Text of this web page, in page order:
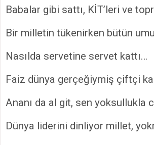
Babalar gibi sattı, KİT’leri ve
Bir milletin tükenirken bütün
Nasılda servetine servet kattı…
Faiz dünya gerçeğiymiş çiftçi
Ananı da al git, sen yoksullukla
Dünya liderini dinliyor millet,